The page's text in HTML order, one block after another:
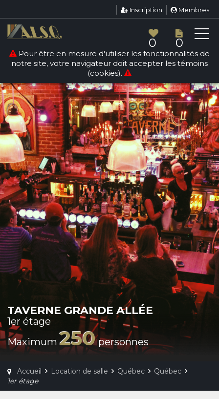
Inscription Membres
0 0
Pour être en mesure d'utiliser les fonctionnalités de
notre site, votre navigateur doit accepter les témoins
(cookies).
TAVERNE GRANDE ALLÉE
1er étage
Maximum250personnes
Accueil Location de salle Québec
Québec
1er étage